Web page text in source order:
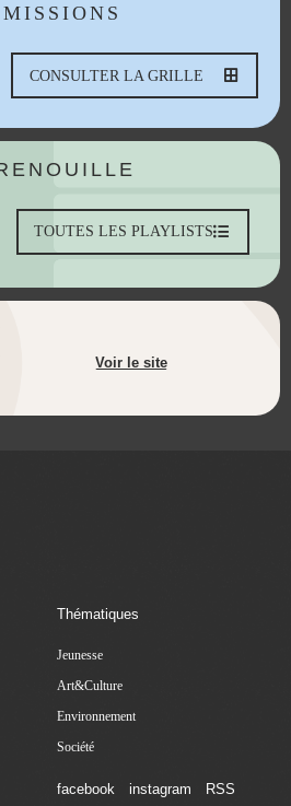
CONSULTER LA GRILLE
TOUTES LES PLAYLISTS
Voir le site
Thématiques
Jeunesse
Art&Culture
Environnement
Société
facebook instagram RSS